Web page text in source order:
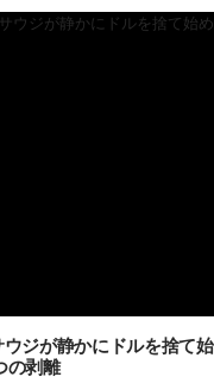
ウジが静かにドルを捨
の剥離